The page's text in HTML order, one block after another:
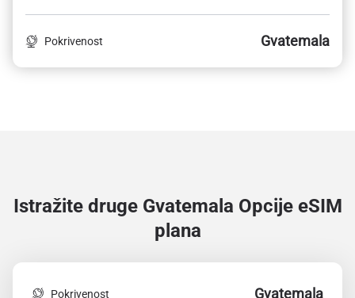
Pokrivenost Gvatemala
Istražite druge Gvatemala Opcije eSIM
plana
Pokrivenost Gvatemala